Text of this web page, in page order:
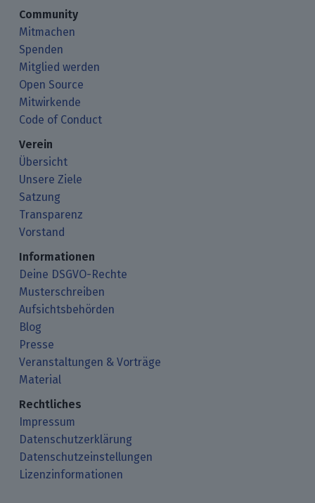
Community
Mitmachen
Spenden
Mitglied werden
Open Source
Mitwirkende
Code of Conduct
Verein
Übersicht
Unsere Ziele
Satzung
Transparenz
Vorstand
Informationen
Deine DSGVO-Rechte
Musterschreiben
Aufsichtsbehörden
Blog
Presse
Veranstaltungen & Vorträge
Material
Rechtliches
Impressum
Datenschutzerklärung
Datenschutzeinstellungen
Lizenzinformationen